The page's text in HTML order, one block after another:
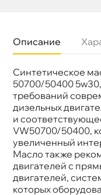
Описание
Синтетическое
50700/50400
требований
дизельных
и
VW50700/50400,
увеличенный
Масло также
двигателей с
двигателей,
которых
язкость
Бренд
Тип масла
Допуски
Спецификации
Объем
4л
Артикул
Применение